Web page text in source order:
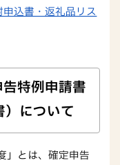
込書・返礼品リス
特例申請書
）について
」とは、確定申告